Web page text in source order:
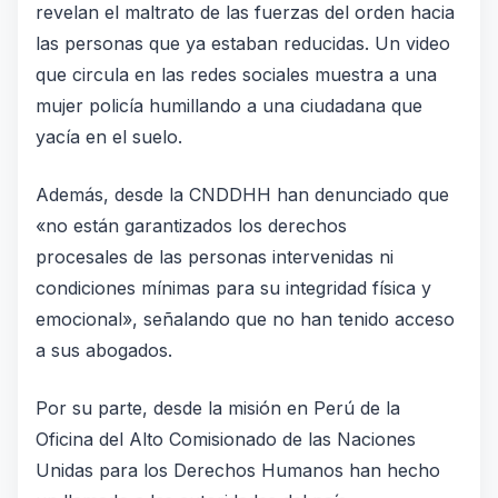
revelan el maltrato de las fuerzas del orden hacia
las personas que ya estaban reducidas. Un video
que circula en las redes sociales muestra a una
mujer policía humillando a una ciudadana que
yacía en el suelo.
Además, desde la CNDDHH han denunciado que
«no están garantizados los derechos
procesales de las personas intervenidas ni
condiciones mínimas para su integridad física y
emocional», señalando que no han tenido acceso
a sus abogados.
Por su parte, desde la misión en Perú de la
Oficina del Alto Comisionado de las Naciones
Unidas para los Derechos Humanos han hecho